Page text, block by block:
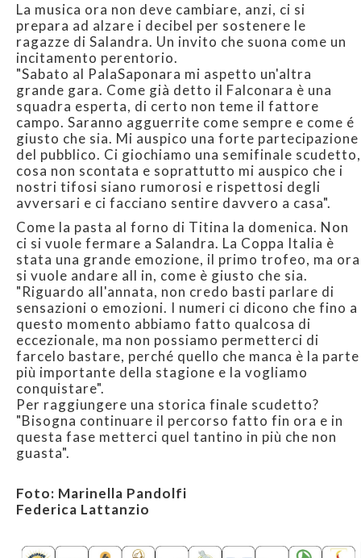
La musica ora non deve cambiare, anzi, ci si
prepara ad alzare i decibel per sostenere le
ragazze di Salandra. Un invito che suona come un
incitamento perentorio.
"Sabato al PalaSaponara mi aspetto un'altra
grande gara. Come già detto il Falconara è una
squadra esperta, di certo non teme il fattore
campo. Saranno agguerrite come sempre e come é
giusto che sia. Mi auspico una forte partecipazione
del pubblico. Ci giochiamo una semifinale scudetto,
cosa non scontata e soprattutto mi auspico che i
nostri tifosi siano rumorosi e rispettosi degli
avversari e ci facciano sentire davvero a casa".
Come la pasta al forno di Titina la domenica. Non
ci si vuole fermare a Salandra. La Coppa Italia è
stata una grande emozione, il primo trofeo, ma ora
si vuole andare all in, come è giusto che sia.
"Riguardo all'annata, non credo basti parlare di
sensazioni o emozioni. I numeri ci dicono che fino a
questo momento abbiamo fatto qualcosa di
eccezionale, ma non possiamo permetterci di
farcelo bastare, perché quello che manca è la parte
più importante della stagione e la vogliamo
conquistare".
Per raggiungere una storica finale scudetto?
"Bisogna continuare il percorso fatto fin ora e in
questa fase metterci quel tantino in più che non
guasta".
Foto: Marinella Pandolfi
Federica Lattanzio